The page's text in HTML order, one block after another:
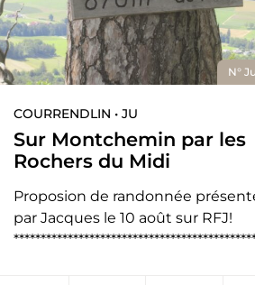
N°
COURRENDLIN • JU
Sur Montchemin par les
Rochers du Midi
Proposion de randonnée
par Jacques le 10 août sur RFJ!